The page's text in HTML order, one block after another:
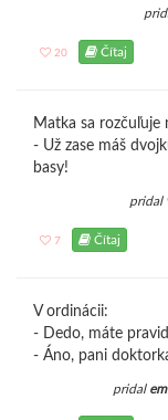
20 Čítaj
Matka sa rozčuľuje
- Už zase máš
basy!
pridal
7 Čítaj
V ordinácii:
- Dedo, máte
- Áno, pani
pridal